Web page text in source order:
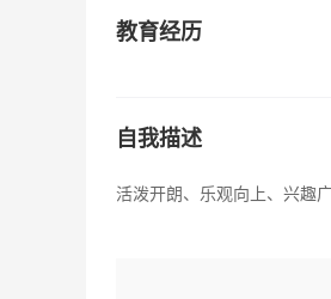
教育经历
自我描述
活泼开朗、乐观向上、兴趣